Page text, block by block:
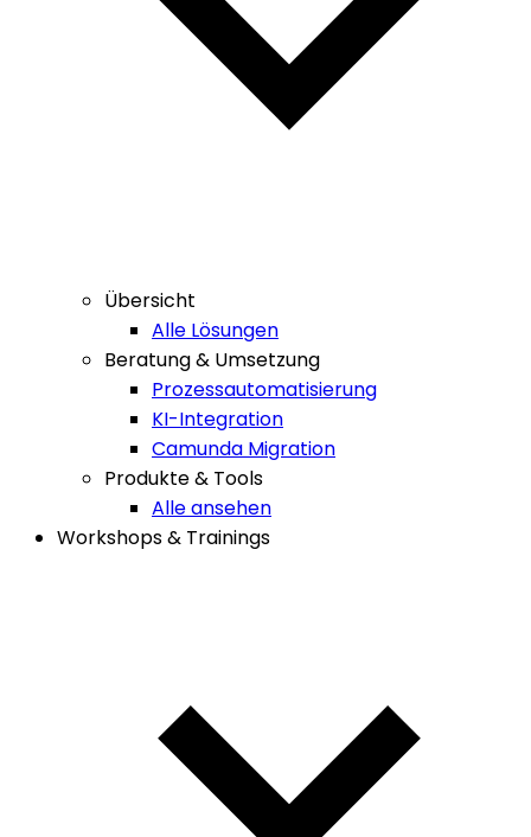
Übersicht
Alle Lösungen
Beratung & Umsetzung
Prozessautomatisierung
KI-Integration
Camunda Migration
Produkte & Tools
Alle ansehen
Workshops & Trainings